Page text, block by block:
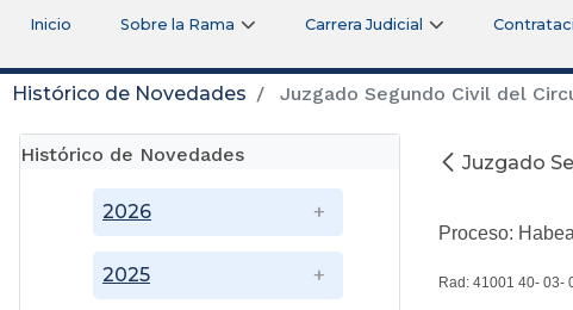
Inicio Sobre la Rama Carrera Judicial
Histórico de Novedades Juzgado Segundo Civil del
Histórico de Novedades
2025
2026
Juzgado
Proceso:
Rad: 41001 40- 03-